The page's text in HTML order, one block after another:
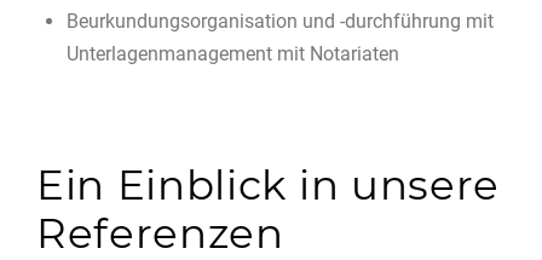
Beurkundungsorganisation und -durchführung mit
Unterlagenmanagement mit Notariaten
Ein Einblick in unsere
Referenzen